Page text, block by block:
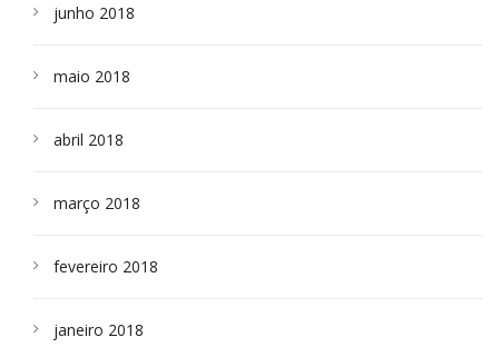
junho 2018
maio 2018
abril 2018
março 2018
fevereiro 2018
janeiro 2018